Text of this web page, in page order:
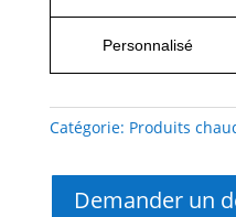
Personnalisé
Catégorie: Produits
Demander un